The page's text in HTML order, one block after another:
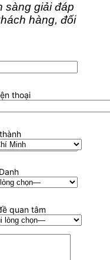
sàng giải đáp
hàng, đối
thoại
quan tâm